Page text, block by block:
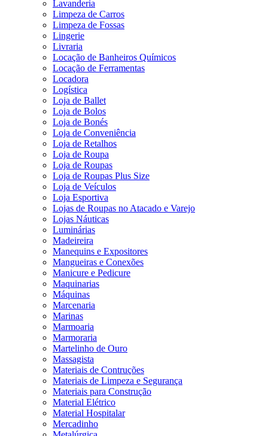
Lavanderia
Limpeza de Carros
Limpeza de Fossas
Lingerie
Livraria
Locação de Banheiros Químicos
Locação de Ferramentas
Locadora
Logística
Loja de Ballet
Loja de Bolos
Loja de Bonés
Loja de Conveniência
Loja de Retalhos
Loja de Roupa
Loja de Roupas
Loja de Roupas Plus Size
Loja de Veículos
Loja Esportiva
Lojas de Roupas no Atacado e Varejo
Lojas Náuticas
Luminárias
Madeireira
Manequins e Expositores
Mangueiras e Conexões
Manicure e Pedicure
Maquinarias
Máquinas
Marcenaria
Marinas
Marmoaria
Marmoraria
Martelinho de Ouro
Massagista
Materiais de Contruções
Materiais de Limpeza e Segurança
Materiais para Construção
Material Elétrico
Material Hospitalar
Mercadinho